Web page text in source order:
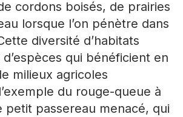
cordons boisés, de prairies
lorsque l’on pénètre dans
diversité d’habitats
qui bénéficient en
milieux agricoles
l’exemple du rouge-queue à
passereau menacé, qui